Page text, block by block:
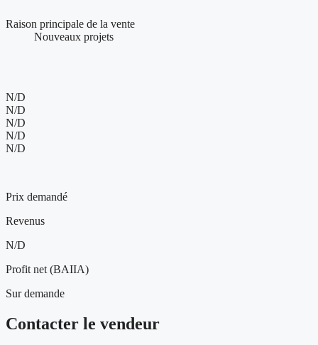
Raison principale de la vente
Nouveaux projets
N/D
N/D
N/D
N/D
N/D
Prix demandé
Revenus
N/D
Profit net (BAIIA)
Sur demande
Contacter le vendeur